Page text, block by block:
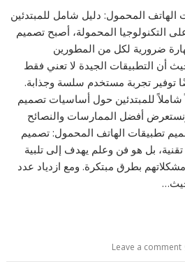
التكنولوجيا المحمولة، أصبح تصميم
ضرورية لكل من المطورين
أن التطبيقات الجيدة لا تعني فقط
توفير تجربة مستخدم سلسة وجذابة.
شاملاً للمبتدئين حول أساسيات تصميم
أفضل الممارسات والنصائح
تطبيقات الهاتف المحمول: تصميم
بل هو فن وعلم يهدف إلى تلبية
بطرق مبتكرة. ومع ازدياد عدد
Leave a comment